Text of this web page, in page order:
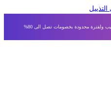
محدودة بخصومات تصل الى 80%